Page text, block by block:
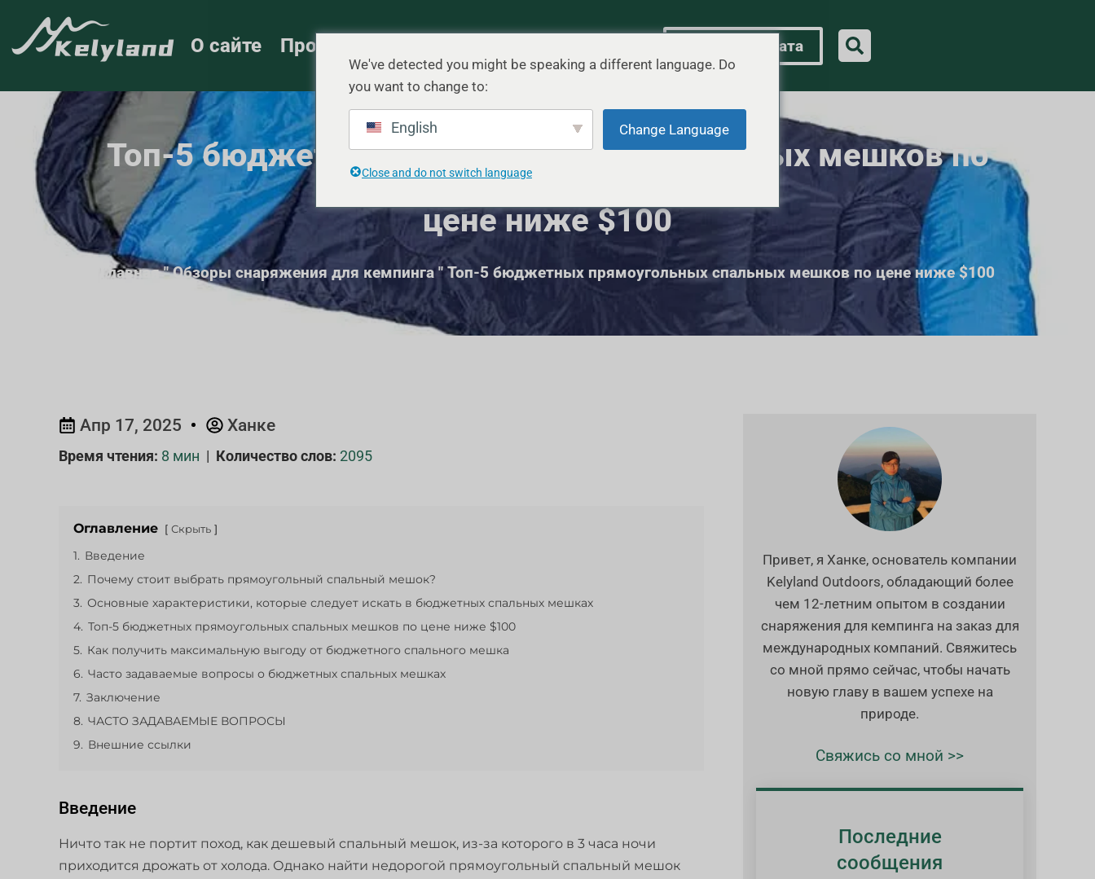
О сайте Продукт Быстрая цитата
Топ-5 бюджетных прямоугольных спальных мешков по
цене ниже $100
Главная"Обзоры снаряжения для кемпинга"Топ-5 бюджетных прямоугольных спальных мешков по цене ниже $100
Апр 17, 2025 Ханке
Время чтения: 8 мин | Количество слов: 2095
Оглавление Скрыть
1. Введение
2. Почему стоит выбрать прямоугольный спальный мешок?
3. Основные характеристики, которые следует искать в бюджетных спальных мешках
4. Топ-5 бюджетных прямоугольных спальных мешков по цене ниже $100
5. Как получить максимальную выгоду от бюджетного спального мешка
6. Часто задаваемые вопросы о бюджетных спальных мешках
7. Заключение
8. ЧАСТО ЗАДАВАЕМЫЕ ВОПРОСЫ
9. Внешние ссылки
Введение
Ничто так не портит поход, как дешевый спальный мешок, из-за которого в 3 часа ночи
приходится дрожать от холода. Однако найти недорогой прямоугольный спальный мешок
Привет, я Ханке, основатель компании
Kelyland Outdoors, обладающий более
чем 12-летним опытом в создании
снаряжения для кемпинга на заказ для
международных компаний. Свяжитесь
со мной прямо сейчас, чтобы начать
новую главу в вашем успехе на
природе.
Свяжись со мной >>
Последние
сообщения
We've detected you might be speaking a different language. Do
you want to change to:
English Change Language
Close and do not switch language